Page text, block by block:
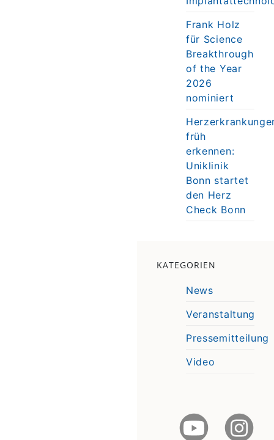
Frank Holz
für Science
Breakthrough
of the Year
2026
nominiert
früh
erkennen:
Uniklinik
Bonn startet
den Herz
Check Bonn
KATEGORIEN
News
Veranstaltung
Pressemitteilung
Video